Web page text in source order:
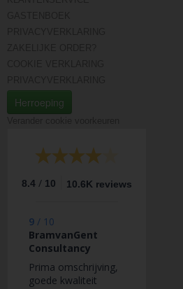
Herroeping
8.4 / 10 10.6K reviews
9 / 10
BramvanGent
Consultancy
Prima omschrijving,
goede kwaliteit